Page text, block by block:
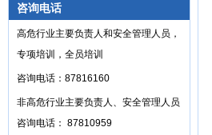
咨询电话
高危行业主要负责人和安全管理人员，
专项培训，全员培训
咨询电话：87816160
非高危行业主要负责人、安全管理人员
咨询电话： 87810959